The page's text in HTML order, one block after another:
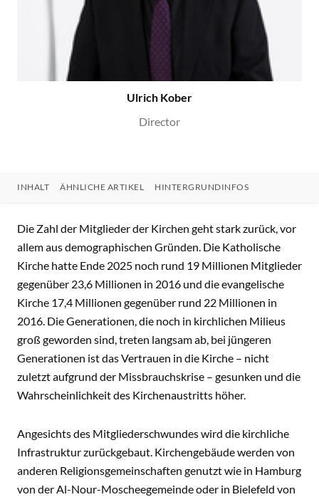
Ulrich Kober
Director
INHALT ÄHNLICHE ARTIKEL HINTERGRUNDINFOS
INHALT
Die Zahl der Mitglieder der Kirchen geht stark zurück, vor
allem aus demographischen Gründen. Die Katholische
Kirche hatte Ende 2025 noch rund 19 Millionen Mitglieder
gegenüber 23,6 Millionen in 2016 und die evangelische
Kirche 17,4 Millionen gegenüber rund 22 Millionen in
2016. Die Generationen, die noch in kirchlichen Milieus
groß geworden sind, treten langsam ab, bei jüngeren
Generationen ist das Vertrauen in die Kirche – nicht
zuletzt aufgrund der Missbrauchskrise – gesunken und die
Wahrscheinlichkeit des Kirchenaustritts höher.
Angesichts des Mitgliederschwundes wird die kirchliche
Infrastruktur zurückgebaut. Kirchengebäude werden von
anderen Religionsgemeinschaften genutzt wie in Hamburg
von der Al-Nour-Moscheegemeinde oder in Bielefeld von